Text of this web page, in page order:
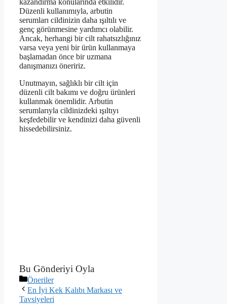
Düzenli kullanımıyla, arbutin
serumları cildinizin daha ışıltılı ve
genç görünmesine yardımcı olabilir.
Ancak, herhangi bir cilt rahatsızlığınız
varsa veya yeni bir ürün kullanmaya
başlamadan önce bir uzmana
danışmanızı öneririz.
Unutmayın, sağlıklı bir cilt için
düzenli cilt bakımı ve doğru ürünleri
kullanmak önemlidir. Arbutin
serumlarıyla cildinizdeki ışıltıyı
keşfedebilir ve kendinizi daha güvenli
hissedebilirsiniz.
Bu Gönderiyi Oyla
Kategoriler
Öneriler
En İyi Kek Kalıbı Markası ve
Tavsiyeleri